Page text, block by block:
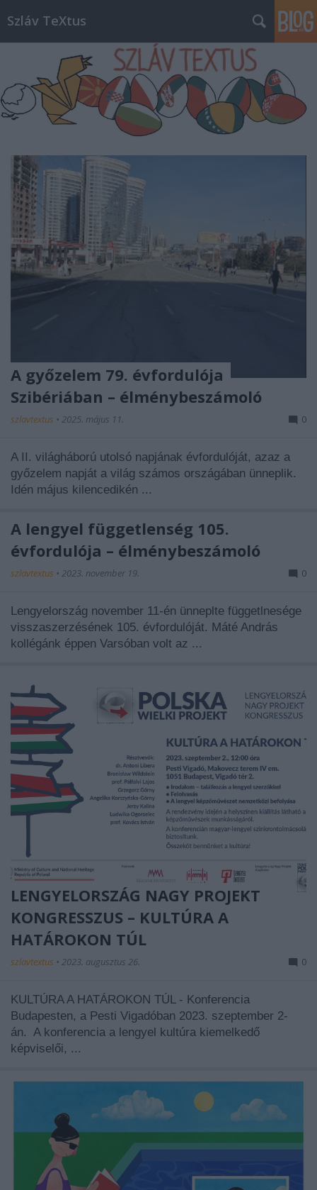
Szláv TeXtus
A győzelem 79. évfordulója
Szibériában – élménybeszámoló
szlavtextus • 2025. május 11. 0
A II. világháború utolsó napjának évfordulóját, azaz a
győzelem napját a világ számos országában ünneplik.
Idén május kilencedikén ...
A lengyel függetlenség 105.
évfordulója – élménybeszámoló
szlavtextus • 2023. november 19. 0
Lengyelország november 11-én ünneplte függetlnesége
visszaszerzésének 105. évfordulóját. Máté András
kollégánk éppen Varsóban volt az ...
LENGYELORSZÁG NAGY PROJEKT
KONGRESSZUS – KULTÚRA A
HATÁROKON TÚL
szlavtextus • 2023. augusztus 26. 0
KULTÚRA A HATÁROKON TÚL - Konferencia
Budapesten, a Pesti Vigadóban 2023. szeptember 2-
án. A konferencia a lengyel kultúra kiemelkedő
képviselői, ...